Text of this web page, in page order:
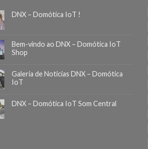
DNX – Domótica IoT !
Bem-vindo ao DNX – Domótica IoT
Shop
Galeria de Noticias DNX – Domótica
IoT
DNX – Domótica IoT Som Central